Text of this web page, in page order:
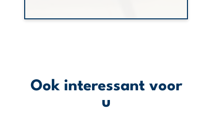
Ook interessant voor
u